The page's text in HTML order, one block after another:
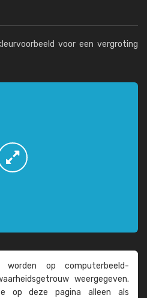
voor een vergroting
worden op computer­beeld­
weer­gegeven.
op deze pagina alleen als